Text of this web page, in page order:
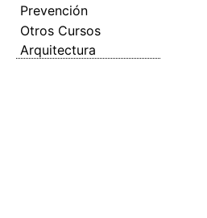
Prevención
Otros Cursos
Arquitectura